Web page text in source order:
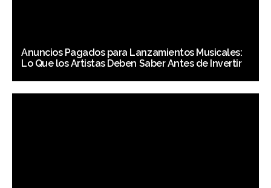
Anuncios Pagados para Lanzamientos Musicales:
Lo Que los Artistas Deben Saber Antes de Invertir